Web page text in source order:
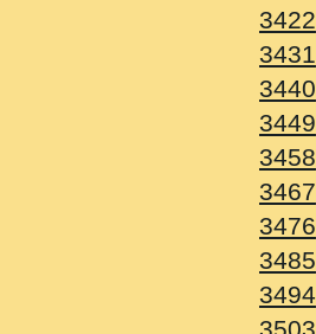
3422
3431
3440
3449
3458
3467
3476
3485
3494
3503